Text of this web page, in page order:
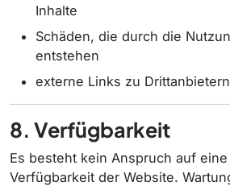
Inhalte
Schäden, die durch die
entstehen
externe Links zu Drittanbietern
8. Verfügbarkeit
Es besteht kein Anspruch auf
Verfügbarkeit der Website.